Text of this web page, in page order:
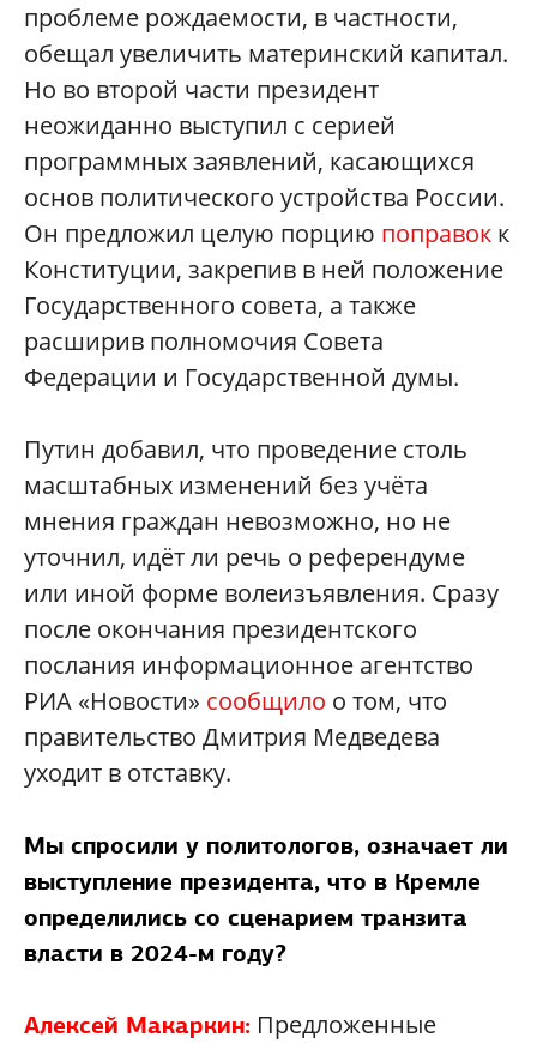
проблеме рождаемости, в частности,
обещал увеличить материнский капитал.
Но во второй части президент
неожиданно выступил с серией
программных заявлений, касающихся
основ политического устройства России.
Он предложил целую порцию поправок к
Конституции, закрепив в ней положение
Государственного совета, а также
расширив полномочия Совета
Федерации и Государственной думы.
Путин добавил, что проведение столь
масштабных изменений без учёта
мнения граждан невозможно, но не
уточнил, идёт ли речь о референдуме
или иной форме волеизъявления. Сразу
после окончания президентского
послания информационное агентство
РИА «Новости» сообщило о том, что
правительство Дмитрия Медведева
уходит в отставку.
Мы спросили у политологов, означает ли
выступление президента, что в Кремле
определились со сценарием транзита
власти в 2024-м году?
Алексей Макаркин: Предложенные